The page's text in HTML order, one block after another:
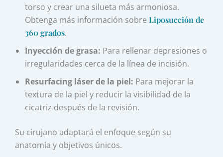
torso y crear una silueta más armoniosa.
Obtenga más información sobreLiposucción de
360 grados.
Inyección de grasa: Para rellenar depresiones o
irregularidades cerca de la línea de incisión.
Resurfacing láser de la piel: Para mejorar la
textura de la piel y reducir la visibilidad de la
cicatriz después de la revisión.
Su cirujano adaptará el enfoque según su
anatomía y objetivos únicos.